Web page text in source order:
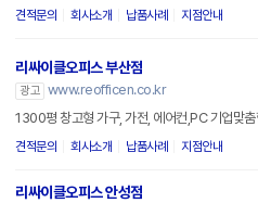
견적문의 회사소개 납품사례 지점안내
리싸이클오피스 부산점
광고 www.reofficen.co.kr
1300평 창고형 가구, 가전, 에어컨,PC 기업맞춤
견적문의 회사소개 납품사례 지점안내
리싸이클오피스 안성점